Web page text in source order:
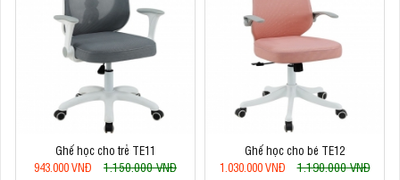
Ghế học cho trẻ TE11
943.000 VNĐ
1.150.000 VNĐ
Ghế học cho bé TE12
1.030.000 VNĐ
1.190.000 VNĐ